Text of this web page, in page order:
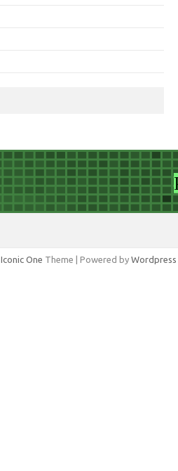
Iconic One Theme | Powered by Wordpress